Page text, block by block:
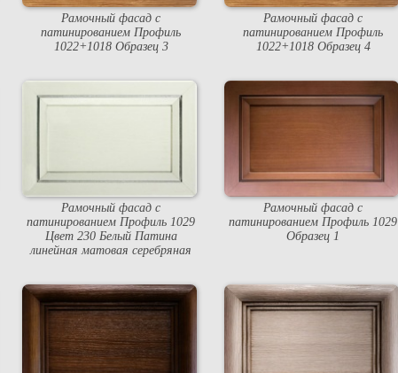
Рамочный фасад с
патинированием Профиль
1022+1018 Образец 3
Рамочный фасад с
патинированием Профиль
1022+1018 Образец 4
Рамочный фасад с
патинированием Профиль 1029
Цвет 230 Белый Патина
линейная матовая серебряная
Рамочный фасад с
патинированием Профиль 1029
Образец 1